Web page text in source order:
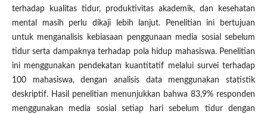
terhadap kualitas tidur, produktivitas akademik, dan kesehatan
mental masih perlu dikaji lebih lanjut. Penelitian ini bertujuan
untuk menganalisis kebiasaan penggunaan media sosial sebelum
tidur serta dampaknya terhadap pola hidup mahasiswa. Penelitian
ini menggunakan pendekatan kuantitatif melalui survei terhadap
100 mahasiswa, dengan analisis data menggunakan statistik
deskriptif. Hasil penelitian menunjukkan bahwa 83,9% responden
menggunakan media sosial setiap hari sebelum tidur dengan